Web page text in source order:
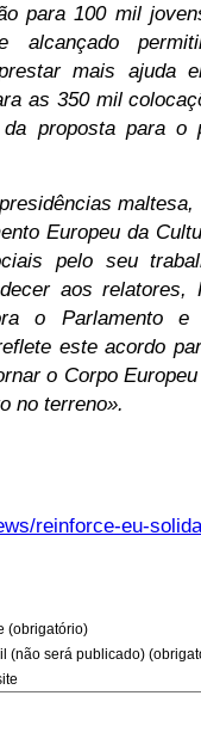
para 100 mil
mais ajuda
as 350 mil
proposta para o
Europeu da
pelo seu
aos relatores,
o Parlamento e
este acordo
o Corpo
no terreno».
reinforce-eu-
(obrigatório)
(não será publicado)